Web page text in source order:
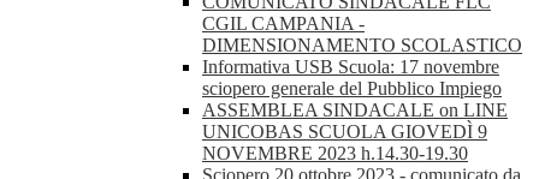
CGIL CAMPANIA -
DIMENSIONAMENTO SCOLASTICO
Informativa USB Scuola: 17 novembre
sciopero generale del Pubblico Impiego
ASSEMBLEA SINDACALE on LINE
UNICOBAS SCUOLA GIOVEDÌ 9
NOVEMBRE 2023 h.14.30-19.30